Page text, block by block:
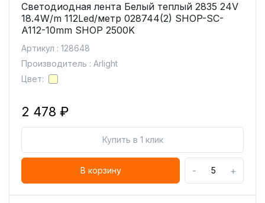
Светодиодная лента Белый теплый 2835 24V
18.4W/m 112Led/метр 028744(2) SHOP-SC-
A112-10mm SHOP 2500K
Артикул : 128648
Производитель : Arlight
Цвет:
2 478 ₽
Купить в 1 клик
В корзину - +